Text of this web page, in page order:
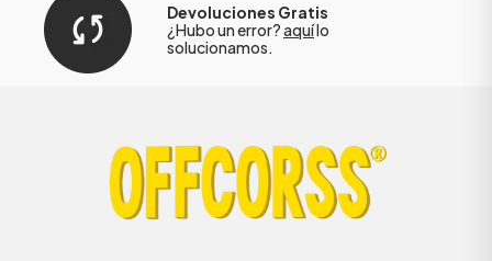
Devoluciones Gratis
¿Hubo un error?aquílo
solucionamos.